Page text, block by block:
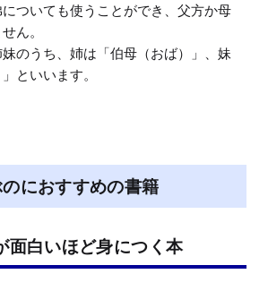
ついても使うことができ、父方か母
ん。
のうち、姉は「伯母（おば）」、妹
といいます。
におすすめの書籍
面白いほど身につく本